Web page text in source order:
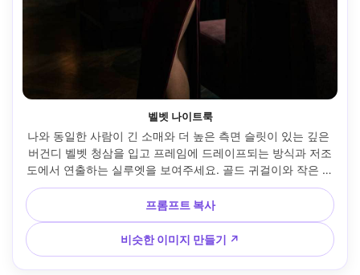
벨벳 나이트룩
나와 동일한 사람이 긴 소매와 더 높은 측면 슬릿이 있는 깊은
버건디 벨벳 청삼을 입고 프레임에 드레이프되는 방식과 저조
도에서 연출하는 실루엣을 보여주세요. 골드 귀걸이와 작은 이
브닝 백과 함께 매치하세요. 고급스러운 라운지 배경, 무디 실
용적인 조명과 림 조명, 50mm 렌즈, 3/4 바디 샷, 풍부한 색상
등급, 사실적인 원단 질감, 나의 표정을 유지하세요 --ar 4:5
프롬프트 복사
비슷한 이미지 만들기 ↗